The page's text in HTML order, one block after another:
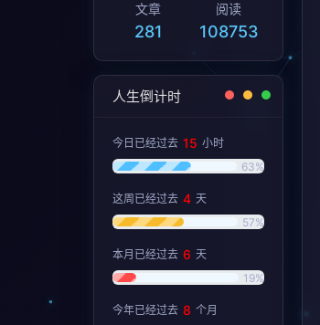
文章
281
阅读
108753
人生倒计时
今日已经过去 15 小时
63%
这周已经过去 4 天
57%
本月已经过去 6 天
19%
今年已经过去 8 个月